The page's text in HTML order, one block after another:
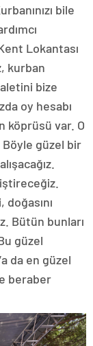
bile
Lokantası
kurban
bize
oy hesabı
köprüsü var. O
güzel bir
doğasını
Bütün bunları
güzel
da en güzel
beraber